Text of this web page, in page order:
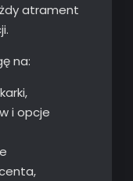
atrament
na:
i opcje